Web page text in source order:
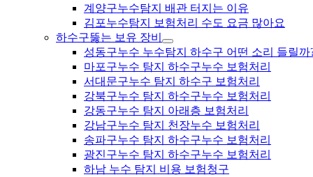
계양구누수탐지 배관 터지는 이유
김포누수탐지 보험처리 수도 요금 많아요
하수구뚫는 보유 장비
성동구누수 누수탐지 하수구 어떤 소리 들릴까
마포구누수 탐지 하수구누수 보험처리
서대문구누수 탐지 하수구 보험처리
강북구누수 탐지 하수구누수 보험처리
강동구누수 탐지 아래층 보험처리
강남구누수 탐지 천장누수 보험처리
송파구누수 탐지 하수구누수 보험처리
광진구누수 탐지 하수구누수 보험처리
하남 누수 탐지 비용 보험청구